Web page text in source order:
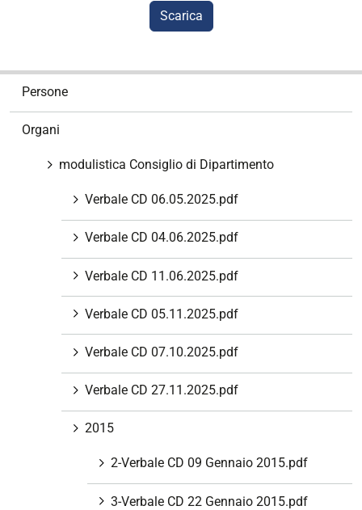
Scarica
Persone
Organi
modulistica Consiglio di Dipartimento
Verbale CD 06.05.2025.pdf
Verbale CD 04.06.2025.pdf
Verbale CD 11.06.2025.pdf
Verbale CD 05.11.2025.pdf
Verbale CD 07.10.2025.pdf
Verbale CD 27.11.2025.pdf
2015
2-Verbale CD 09 Gennaio 2015.pdf
3-Verbale CD 22 Gennaio 2015.pdf